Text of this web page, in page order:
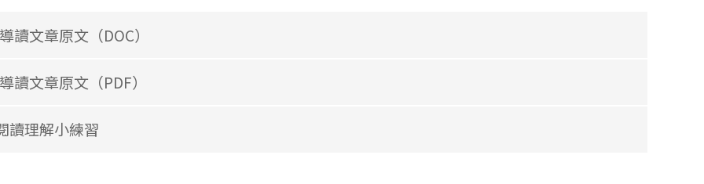
讀文章原文（DOC）
讀文章原文（PDF）
讀理解小練習